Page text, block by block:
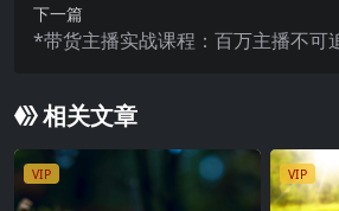
下一篇
*带货主播实战课程：百万主播不可
相关文章
VIP VIP